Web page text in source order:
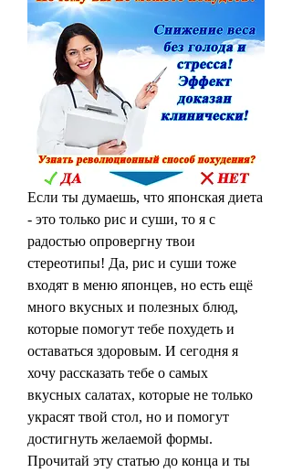
Если ты думаешь, что японская диета
- это только рис и суши, то я с
радостью опровергну твои
стереотипы! Да, рис и суши тоже
входят в меню японцев, но есть ещё
много вкусных и полезных блюд,
которые помогут тебе похудеть и
оставаться здоровым. И сегодня я
хочу рассказать тебе о самых
вкусных салатах, которые не только
украсят твой стол, но и помогут
достигнуть желаемой формы.
Прочитай эту статью до конца и ты